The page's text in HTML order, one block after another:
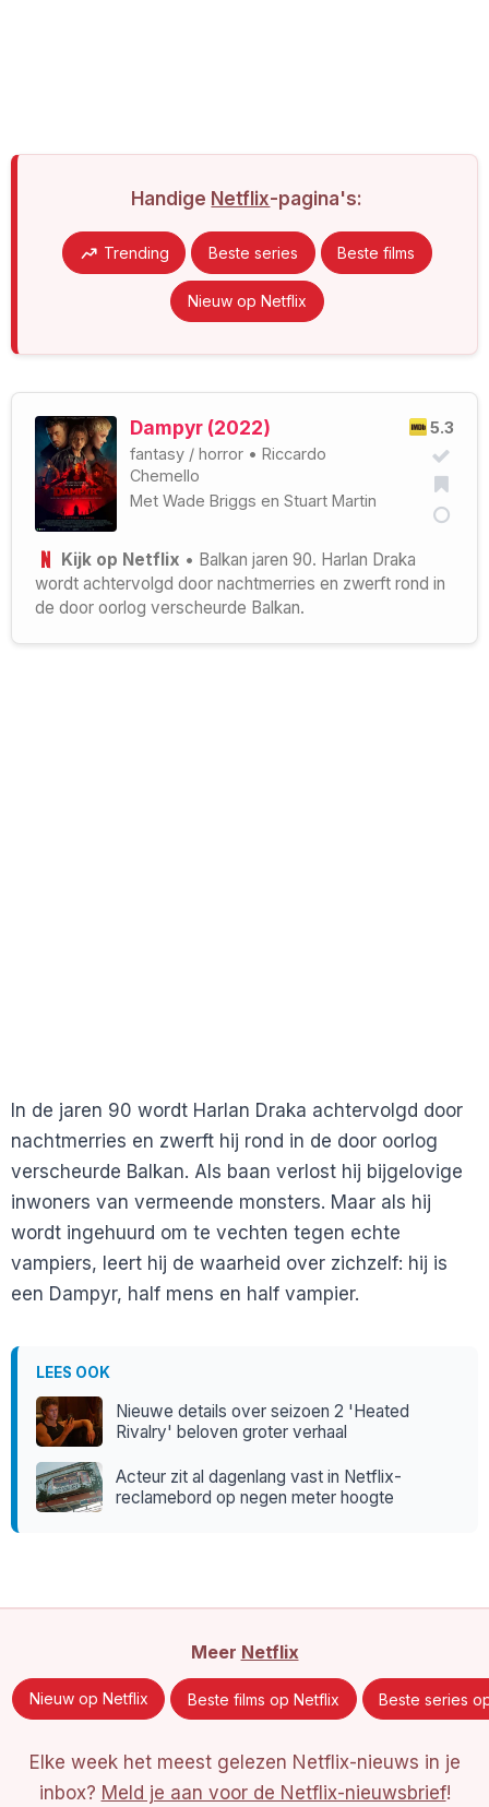
Handige Netflix-pagina's:
Trending Beste series Beste films
Nieuw op Netflix
5.3
Dampyr (2022)
fantasy / horror • Riccardo
Chemello
Met Wade Briggs en Stuart Martin
Kijk op Netflix • Balkan jaren 90. Harlan Draka
wordt achtervolgd door nachtmerries en zwerft rond in
de door oorlog verscheurde Balkan.
In de jaren 90 wordt Harlan Draka achtervolgd door
nachtmerries en zwerft hij rond in de door oorlog
verscheurde Balkan. Als baan verlost hij bijgelovige
inwoners van vermeende monsters. Maar als hij
wordt ingehuurd om te vechten tegen echte
vampiers, leert hij de waarheid over zichzelf: hij is
een Dampyr, half mens en half vampier.
LEES OOK
Nieuwe details over seizoen 2 'Heated
Rivalry' beloven groter verhaal
Acteur zit al dagenlang vast in Netflix-
reclamebord op negen meter hoogte
Meer Netflix
Nieuw op Netflix Beste films op Netflix Beste series
Elke week het meest gelezen Netflix-nieuws in je
inbox? Meld je aan voor de Netflix-nieuwsbrief!